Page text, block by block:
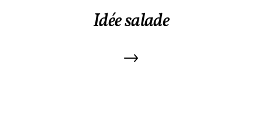
Idée salade
→